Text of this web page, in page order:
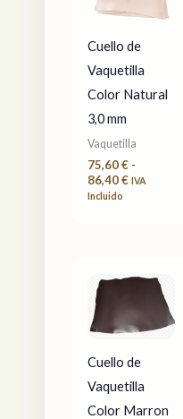
Cuello de
Vaquetilla
Color Natural
3,0 mm
Vaquetilla
75,60€ -
86,40€
75,60 €
86,40 €
IVA
Incluido
Cuello de
Vaquetilla
Color Marron
de
precios:
desde
83,00 €
94,86 €